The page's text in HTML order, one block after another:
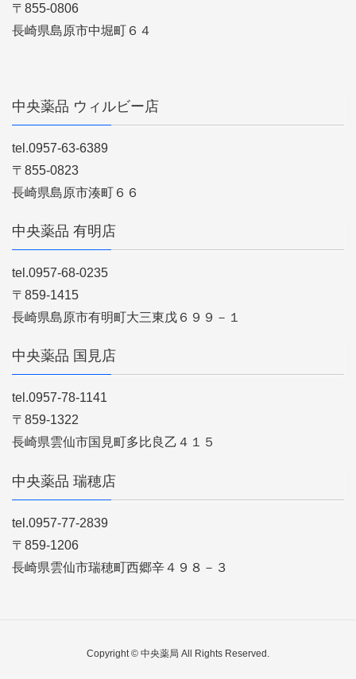
〒855-0806
長崎県島原市中堀町６４
中央薬品 ウィルビー店
tel.0957-63-6389
〒855-0823
長崎県島原市湊町６６
中央薬品 有明店
tel.0957-68-0235
〒859-1415
長崎県島原市有明町大三東戊６９９－１
中央薬品 国見店
tel.0957-78-1141
〒859-1322
長崎県雲仙市国見町多比良乙４１５
中央薬品 瑞穂店
tel.0957-77-2839
〒859-1206
長崎県雲仙市瑞穂町西郷辛４９８－３
Copyright © 中央薬局 All Rights Reserved.